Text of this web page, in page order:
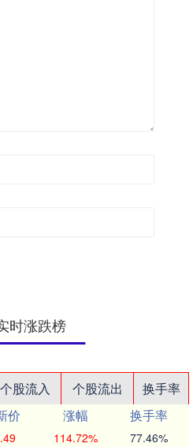
时涨跌榜
个股流入 个股流出
换手率
价 涨幅
换手率
114.72% 77.46%